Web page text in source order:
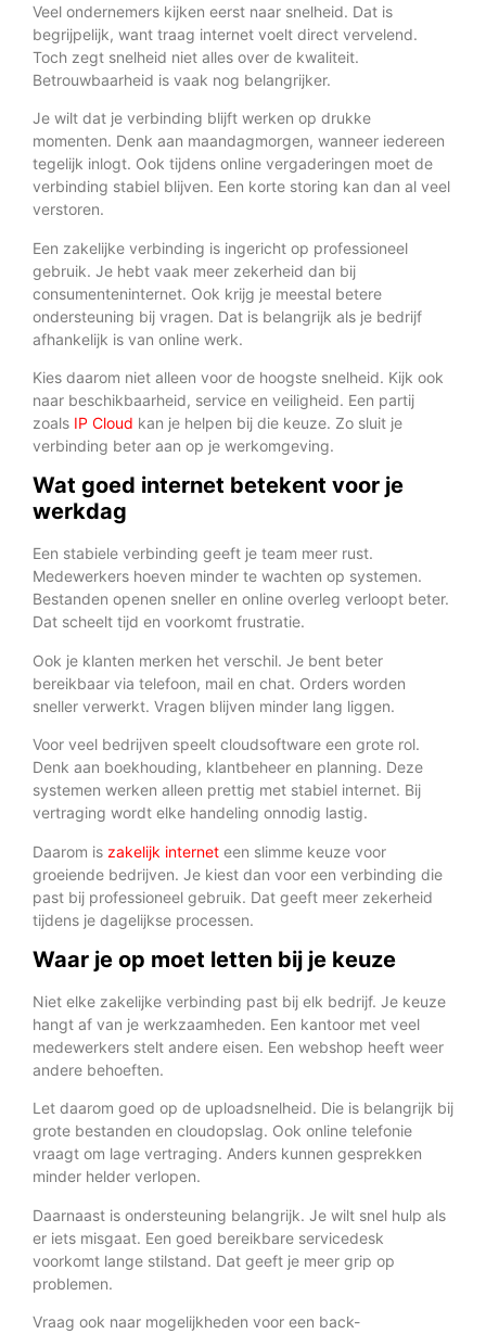
Veel ondernemers kijken eerst naar snelheid. Dat is
begrijpelijk, want traag internet voelt direct vervelend.
Toch zegt snelheid niet alles over de kwaliteit.
Betrouwbaarheid is vaak nog belangrijker.
Je wilt dat je verbinding blijft werken op drukke
momenten. Denk aan maandagmorgen, wanneer iedereen
tegelijk inlogt. Ook tijdens online vergaderingen moet de
verbinding stabiel blijven. Een korte storing kan dan al veel
verstoren.
Een zakelijke verbinding is ingericht op professioneel
gebruik. Je hebt vaak meer zekerheid dan bij
consumenteninternet. Ook krijg je meestal betere
ondersteuning bij vragen. Dat is belangrijk als je bedrijf
afhankelijk is van online werk.
Kies daarom niet alleen voor de hoogste snelheid. Kijk ook
naar beschikbaarheid, service en veiligheid. Een partij
zoals IP Cloud kan je helpen bij die keuze. Zo sluit je
verbinding beter aan op je werkomgeving.
Wat goed internet betekent voor je
werkdag
Een stabiele verbinding geeft je team meer rust.
Medewerkers hoeven minder te wachten op systemen.
Bestanden openen sneller en online overleg verloopt beter.
Dat scheelt tijd en voorkomt frustratie.
Ook je klanten merken het verschil. Je bent beter
bereikbaar via telefoon, mail en chat. Orders worden
sneller verwerkt. Vragen blijven minder lang liggen.
Voor veel bedrijven speelt cloudsoftware een grote rol.
Denk aan boekhouding, klantbeheer en planning. Deze
systemen werken alleen prettig met stabiel internet. Bij
vertraging wordt elke handeling onnodig lastig.
Daarom is zakelijk internet een slimme keuze voor
groeiende bedrijven. Je kiest dan voor een verbinding die
past bij professioneel gebruik. Dat geeft meer zekerheid
tijdens je dagelijkse processen.
Waar je op moet letten bij je keuze
Niet elke zakelijke verbinding past bij elk bedrijf. Je keuze
hangt af van je werkzaamheden. Een kantoor met veel
medewerkers stelt andere eisen. Een webshop heeft weer
andere behoeften.
Let daarom goed op de uploadsnelheid. Die is belangrijk bij
grote bestanden en cloudopslag. Ook online telefonie
vraagt om lage vertraging. Anders kunnen gesprekken
minder helder verlopen.
Daarnaast is ondersteuning belangrijk. Je wilt snel hulp als
er iets misgaat. Een goed bereikbare servicedesk
voorkomt lange stilstand. Dat geeft je meer grip op
problemen.
Vraag ook naar mogelijkheden voor een back-